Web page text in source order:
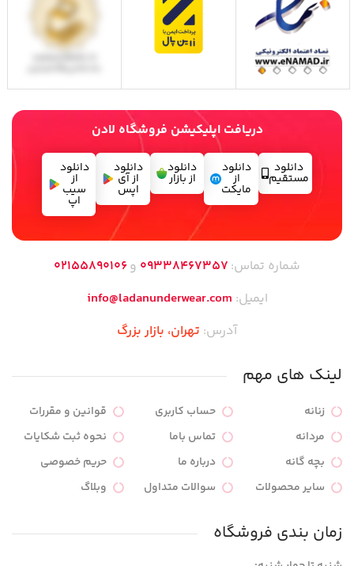
دریافت اپلیکیشن فروشگاه لادن
دانلود
مستقیم
دانلود
از
مایکت
دانلود
از بازار
دانلود
از آی
اپس
دانلود
از
سیب
اپ
شماره تماس: 09338467357 و02155890106
ایمیل: info@ladanunderwear.com
آدرس: تهران،‌ بازار بزرگ
لینک های مهم
زنانه
مردانه
بچه گانه
سایر محصولات
حساب کاربری
تماس باما
درباره ما
سوالات متداول
قوانین و مقررات
نحوه ثبت شکایات
حریم خصوصی
وبلاگ
زمان بندی فروشگاه